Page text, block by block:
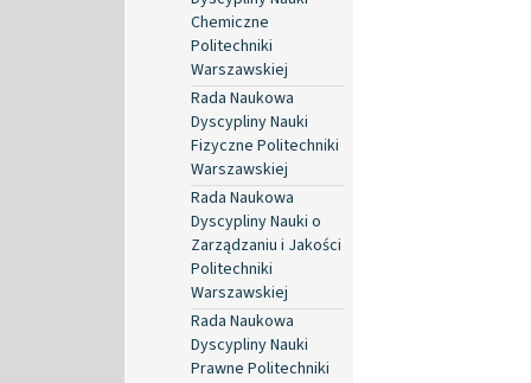
Chemiczne
Politechniki
Warszawskiej
Rada Naukowa
Dyscypliny Nauki
Fizyczne Politechniki
Warszawskiej
Rada Naukowa
Dyscypliny Nauki o
Zarządzaniu i Jakości
Politechniki
Warszawskiej
Rada Naukowa
Dyscypliny Nauki
Prawne Politechniki